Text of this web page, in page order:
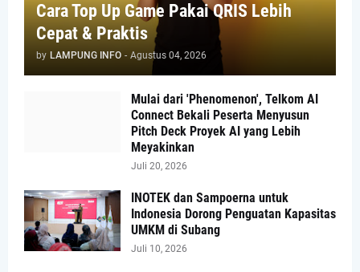
Cara Top Up Game Pakai QRIS Lebih
Cepat & Praktis
by LAMPUNG INFO - Agustus 04, 2026
Mulai dari 'Phenomenon', Telkom AI
Connect Bekali Peserta Menyusun
Pitch Deck Proyek AI yang Lebih
Meyakinkan
Juli 20, 2026
INOTEK dan Sampoerna untuk
Indonesia Dorong Penguatan Kapasitas
UMKM di Subang
Juli 10, 2026